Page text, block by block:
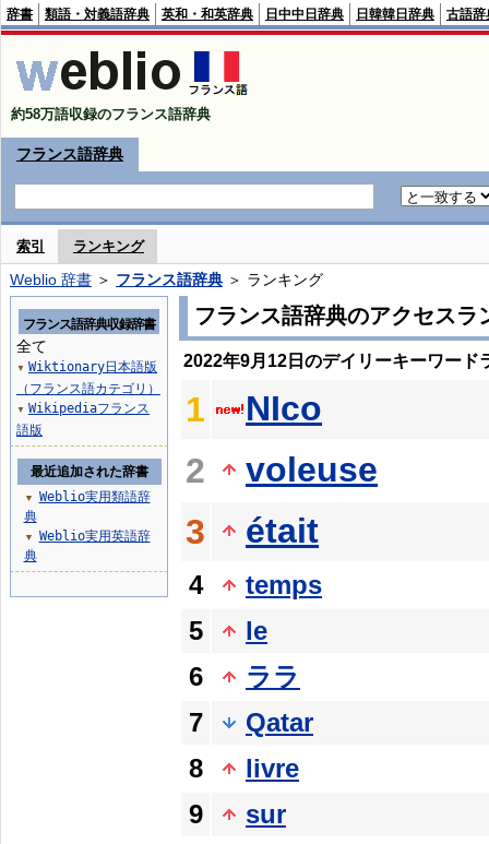
辞書 類語・対義語辞典 英和・和英辞典 日中中日辞典 日韓韓日辞典 古語辞
約58万語収録のフランス語辞典
フランス語辞典
索引 ランキング
Weblio 辞書 ＞ フランス語辞典 ＞ ランキング
フランス語辞典のアクセスラ
2022年9月12日のデイリーキーワード
1
NIco
2
voleuse
3
était
4
temps
5
le
6
ララ
7
Qatar
8
livre
9
sur
フランス語辞典収録辞書
全て
▼ Wiktionary日本語版
（フランス語カテゴリ）
▼ Wikipediaフランス
語版
最近追加された辞書
▼
Weblio実用類語辞
典
▼
Weblio実用英語辞
典